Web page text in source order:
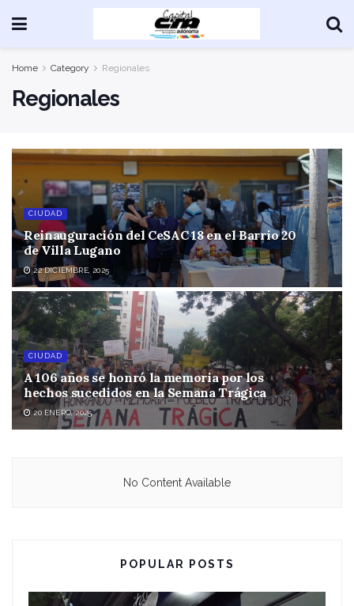
Home Category Regionales
Regionales
CIUDAD
Reinauguración del CeSAC 18 en el Barrio 20
de Villa Lugano
22 DICIEMBRE, 2025
CIUDAD
A 106 años se honró la memoria por los
hechos sucedidos en la Semana Trágica
20 ENERO, 2025
No Content Available
POPULAR POSTS